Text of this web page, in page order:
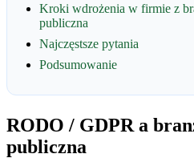
Kroki wdrożenia w firmie z
publiczna
Najczęstsze pytania
Podsumowanie
RODO / GDPR a
publiczna